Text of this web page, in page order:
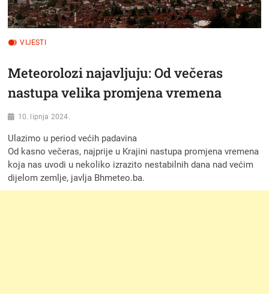
VIJESTI
Meteorolozi najavljuju: Od večeras
nastupa velika promjena vremena
10. lipnja 2024.
Ulazimo u period većih padavina
Od kasno večeras, najprije u Krajini nastupa promjena vremena
koja nas uvodi u nekoliko izrazito nestabilnih dana nad većim
dijelom zemlje, javlja Bhmeteo.ba.